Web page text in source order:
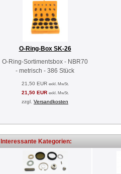
O-Ring-Box SK-26
O-Ring-Sortimentsbox - NBR70
- metrisch - 386 Stück
21,50 EUR exkl. MwSt.
21,50 EUR exkl. MwSt.
zzgl. Versandkosten
Interessante Kategorien: